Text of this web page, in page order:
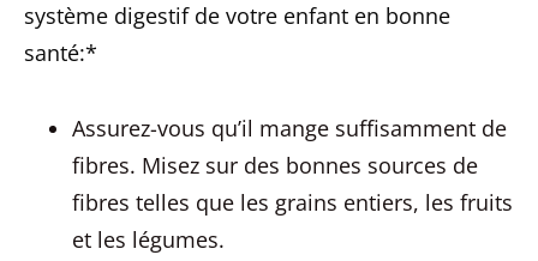
système digestif de votre enfant en bonne
santé:*
Assurez-vous qu’il mange suffisamment de
fibres. Misez sur des bonnes sources de
fibres telles que les grains entiers, les fruits
et les légumes.